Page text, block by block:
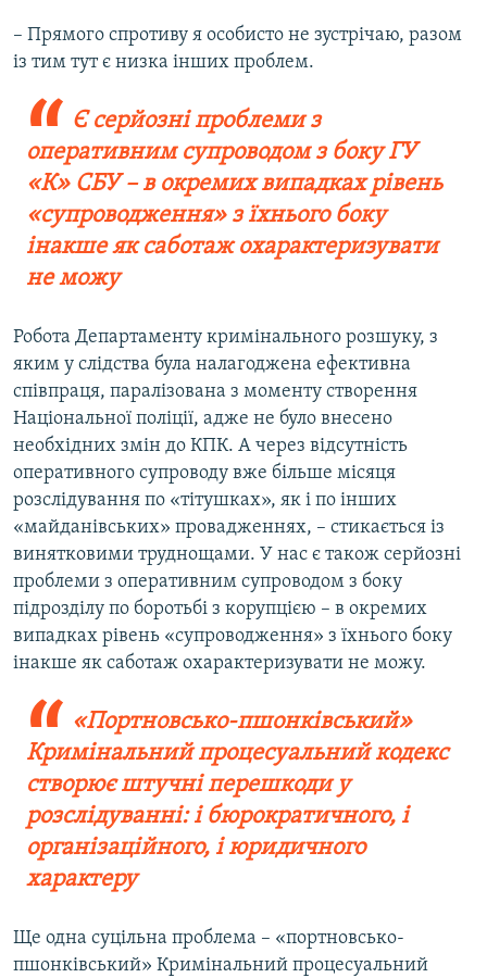
– Прямого спротиву я особисто не зустрічаю, разом
із тим тут є низка інших проблем.
Є серйозні проблеми з
оперативним супроводом з боку ГУ
«К» СБУ – в окремих випадках рівень
«супроводження» з їхнього боку
інакше як саботаж охарактеризувати
не можу
Робота Департаменту кримінального розшуку, з
яким у слідства була налагоджена ефективна
співпраця, паралізована з моменту створення
Національної поліції, адже не було внесено
необхідних змін до КПК. А через відсутність
оперативного супроводу вже більше місяця
розслідування по «тітушках», як і по інших
«майданівських» провадженнях, – стикається із
винятковими труднощами. У нас є також серйозні
проблеми з оперативним супроводом з боку
підрозділу по боротьбі з корупцією – в окремих
випадках рівень «супроводження» з їхнього боку
інакше як саботаж охарактеризувати не можу.
«Портновсько-пшонківський»
Кримінальний процесуальний кодекс
створює штучні перешкоди у
розслідуванні: і бюрократичного, і
організаційного, і юридичного
характеру
Ще одна суцільна проблема – «портновсько-
пшонківський» Кримінальний процесуальний